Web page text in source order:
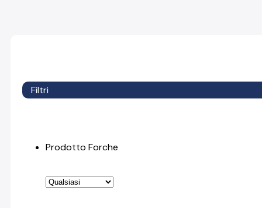
Filtri
Prodotto Forche